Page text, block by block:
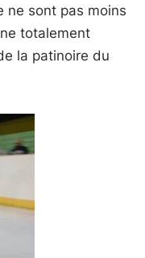
ne sont pas moins
totalement
la patinoire du